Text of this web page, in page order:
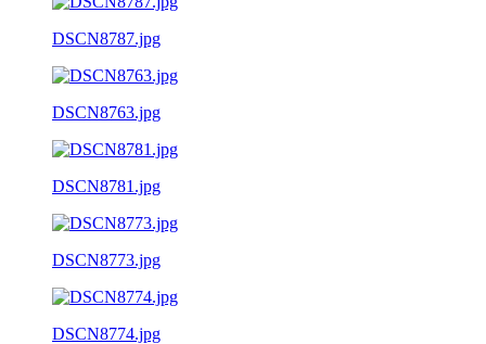
DSCN8787.jpg
DSCN8763.jpg
DSCN8781.jpg
DSCN8773.jpg
DSCN8774.jpg